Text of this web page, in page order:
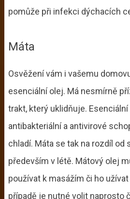
pomůže při infekci dýchacích
Máta
Osvěžení vám i vašemu
esenciální olej. Má nesmírně
trakt, který uklidňuje. Esenciální
antibakteriální a antivirové
chladí. Máta se tak na rozdíl od
především v létě. Mátový olej
používat k masážím či ho
případě je nutné volit naprosto